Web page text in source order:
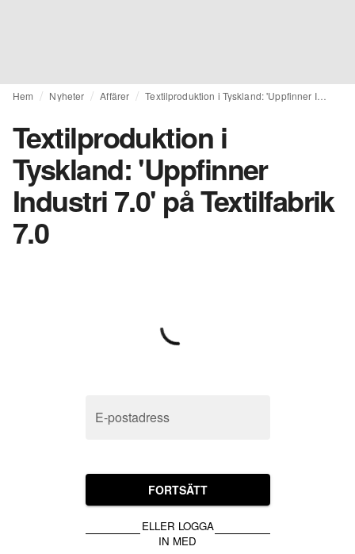
Hem Nyheter Affärer Textilproduktion i Tyskland: 'Uppfinner Industri 7.0' på Textilfabrik 7.0
Textilproduktion i
Tyskland: 'Uppfinner
Industri 7.0' på Textilfabrik
7.0
E-postadress
FORTSÄTT
ELLER LOGGA
IN MED